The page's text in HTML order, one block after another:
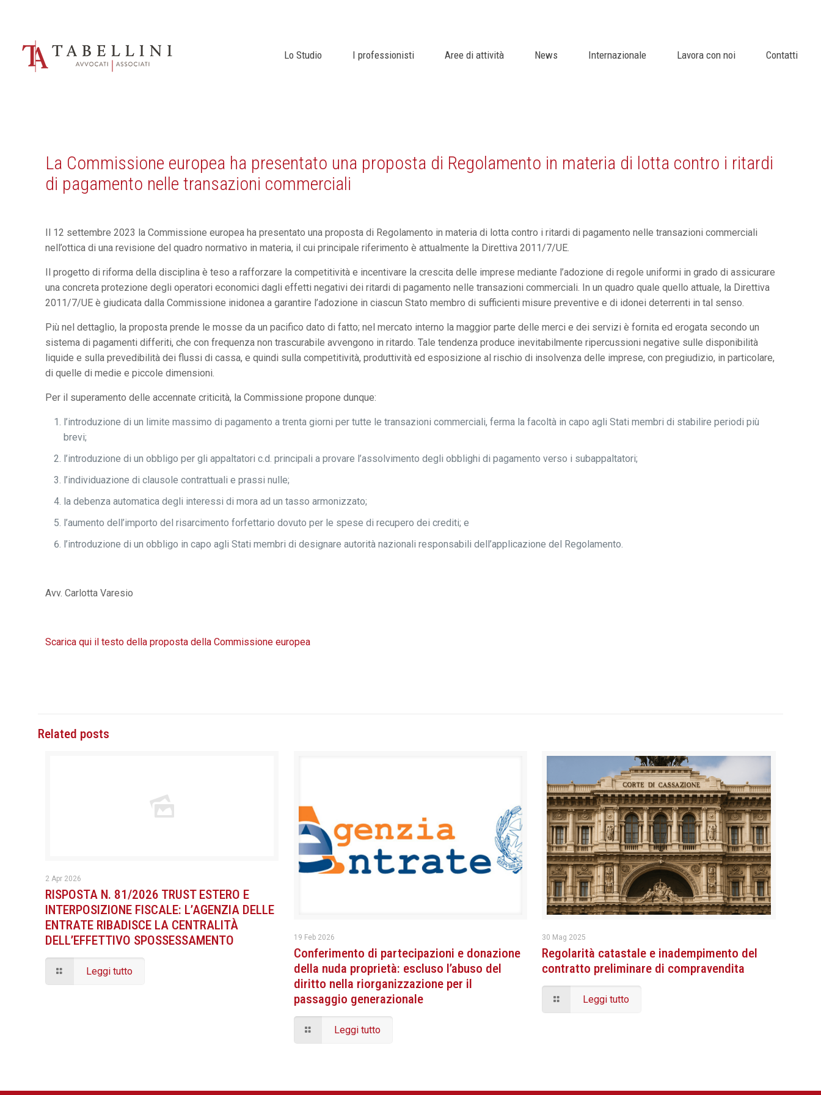
Lo Studio I professionisti Aree di attività News Internazionale Lavora con noi Contatti
La Commissione europea ha presentato una proposta di Regolamento in materia di lotta contro i ritardi
di pagamento nelle transazioni commerciali
Il 12 settembre 2023 la Commissione europea ha presentato una proposta di Regolamento in materia di lotta contro i ritardi di pagamento nelle transazioni commerciali
nell’ottica di una revisione del quadro normativo in materia, il cui principale riferimento è attualmente la Direttiva 2011/7/UE.
Il progetto di riforma della disciplina è teso a rafforzare la competitività e incentivare la crescita delle imprese mediante l’adozione di regole uniformi in grado di assicurare
una concreta protezione degli operatori economici dagli effetti negativi dei ritardi di pagamento nelle transazioni commerciali. In un quadro quale quello attuale, la Direttiva
2011/7/UE è giudicata dalla Commissione inidonea a garantire l’adozione in ciascun Stato membro di sufficienti misure preventive e di idonei deterrenti in tal senso.
Più nel dettaglio, la proposta prende le mosse da un pacifico dato di fatto; nel mercato interno la maggior parte delle merci e dei servizi è fornita ed erogata secondo un
sistema di pagamenti differiti, che con frequenza non trascurabile avvengono in ritardo. Tale tendenza produce inevitabilmente ripercussioni negative sulle disponibilità
liquide e sulla prevedibilità dei flussi di cassa, e quindi sulla competitività, produttività ed esposizione al rischio di insolvenza delle imprese, con pregiudizio, in particolare,
di quelle di medie e piccole dimensioni.
Per il superamento delle accennate criticità, la Commissione propone dunque:
l’introduzione di un limite massimo di pagamento a trenta giorni per tutte le transazioni commerciali, ferma la facoltà in capo agli Stati membri di stabilire periodi più
brevi;
l’introduzione di un obbligo per gli appaltatori c.d. principali a provare l’assolvimento degli obblighi di pagamento verso i subappaltatori;
l’individuazione di clausole contrattuali e prassi nulle;
la debenza automatica degli interessi di mora ad un tasso armonizzato;
l’aumento dell’importo del risarcimento forfettario dovuto per le spese di recupero dei crediti; e
l’introduzione di un obbligo in capo agli Stati membri di designare autorità nazionali responsabili dell’applicazione del Regolamento.
Avv. Carlotta Varesio
Scarica qui il testo della proposta della Commissione europea
Related posts
2 Apr 2026
RISPOSTA N. 81/2026 TRUST ESTERO E
INTERPOSIZIONE FISCALE: L’AGENZIA DELLE
ENTRATE RIBADISCE LA CENTRALITÀ
DELL’EFFETTIVO SPOSSESSAMENTO
Leggi tutto
19 Feb 2026
Conferimento di partecipazioni e donazione
della nuda proprietà: escluso l’abuso del
diritto nella riorganizzazione per il
passaggio generazionale
Leggi tutto
30 Mag 2025
Regolarità catastale e inadempimento del
contratto preliminare di compravendita
Leggi tutto